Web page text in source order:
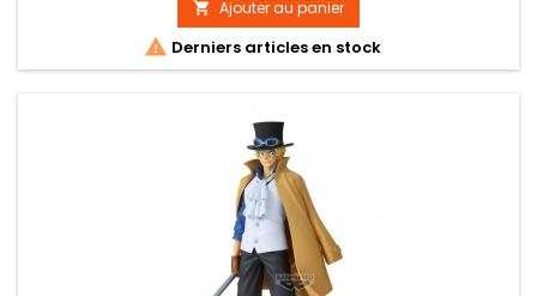
 Ajouter au panier
 Derniers articles en stock